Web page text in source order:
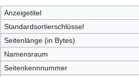
springen
springen
Anzeigetitel
Standardsortierschlüssel
Seitenlänge (in Bytes)
Namensraum
Seitenkennnummer